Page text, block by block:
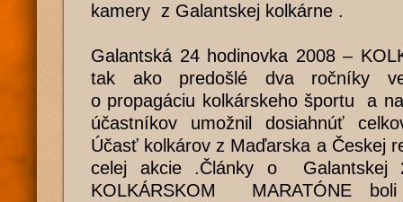
kamery z Galantskej kolkárne .
Galantská 24 hodinovka 2008 –
tak ako predošlé dva ročníky
o propagáciu kolkárskeho športu a
účastníkov umožnil dosiahnúť
Účasť kolkárov z Maďarska a Českej
celej akcie .Články o Galantskej
KOLKÁRSKOM MARATÓNE